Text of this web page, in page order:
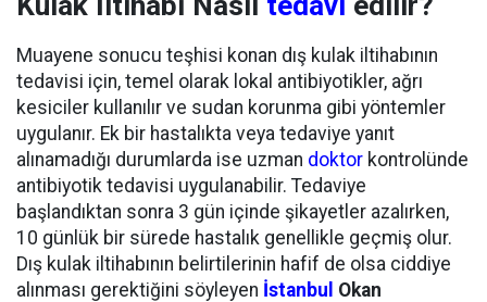
Muayene sonucu teşhisi konan dış kulak iltihabının
tedavisi için, temel olarak lokal antibiyotikler, ağrı
kesiciler kullanılır ve sudan korunma gibi yöntemler
uygulanır. Ek bir hastalıkta veya tedaviye yanıt
alınamadığı durumlarda ise uzman doktor kontrolünde
antibiyotik tedavisi uygulanabilir. Tedaviye
başlandıktan sonra 3 gün içinde şikayetler azalırken,
10 günlük bir sürede hastalık genellikle geçmiş olur.
Dış kulak iltihabının belirtilerinin hafif de olsa ciddiye
alınması gerektiğini söyleyen İstanbul Okan